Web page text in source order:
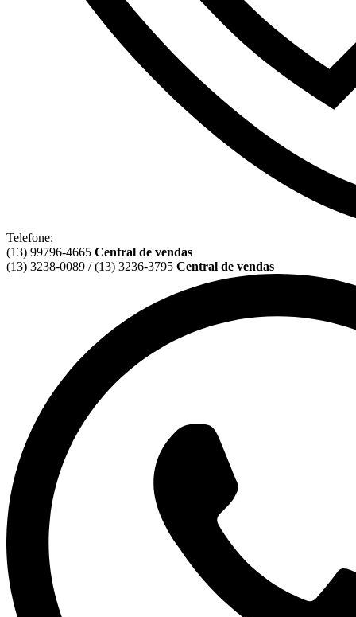
Telefone:
(13) 99796-4665 Central de vendas
(13) 3238-0089 / (13) 3236-3795 Central de vendas